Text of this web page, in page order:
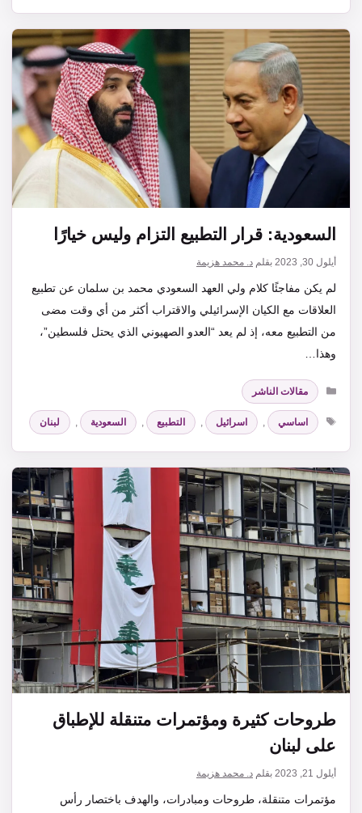
السعودية: قرار التطبيع التزام وليس خيارًا
أيلول 30, 2023 بقلم د. محمد هزيمة
لم يكن مفاجئًا كلام ولي العهد السعودي محمد بن سلمان عن تطبيع
العلاقات مع الكيان الإسرائيلي والاقتراب أكثر من أي وقت مضى
من التطبيع معه، إذ لم يعد “العدو الصهيوني الذي يحتل فلسطين”،
وهذا…
التصنيفات
مقالات الناشر
الوسوم
اساسي , اسرائيل , التطبيع , السعودية , لبنان
طروحات كثيرة ومؤتمرات متنقلة للإطباق
على لبنان
أيلول 21, 2023 بقلم د. محمد هزيمة
مؤتمرات متنقلة، طروحات ومبادرات، والهدف باختصار رأس